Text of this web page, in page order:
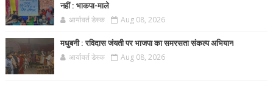
नहीं : भाकपा-माले
आर्यावर्त डेस्क Aug 08, 2026
मधुबनी : रविदास जंयती पर भाजपा का समरसता संकल्प अभियान
आर्यावर्त डेस्क Aug 08, 2026